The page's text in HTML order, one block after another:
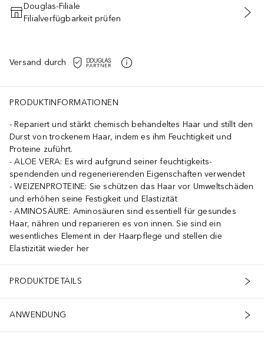
IN DEN WARENKORB
Douglas-Filiale
Filialverfügbarkeit prüfen
Versand durch
PRODUKTINFORMATIONEN
Repariert und stärkt chemisch behandeltes Haar und stillt den
Durst von trockenem Haar, indem es ihm Feuchtigkeit und
Proteine zuführt.
ALOE VERA: Es wird aufgrund seiner feuchtigkeits-
spendenden und regenerierenden Eigenschaften verwendet
WEIZENPROTEINE: Sie schützen das Haar vor Umweltschäden
und erhöhen seine Festigkeit und Elastizität
AMINOSÄURE: Aminosäuren sind essentiell für gesundes
Haar, nähren und reparieren es von innen. Sie sind ein
wesentliches Element in der Haarpflege und stellen die
Elastizität wieder her
PRODUKTDETAILS
ANWENDUNG